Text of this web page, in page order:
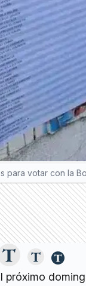
para votar con la
próximo